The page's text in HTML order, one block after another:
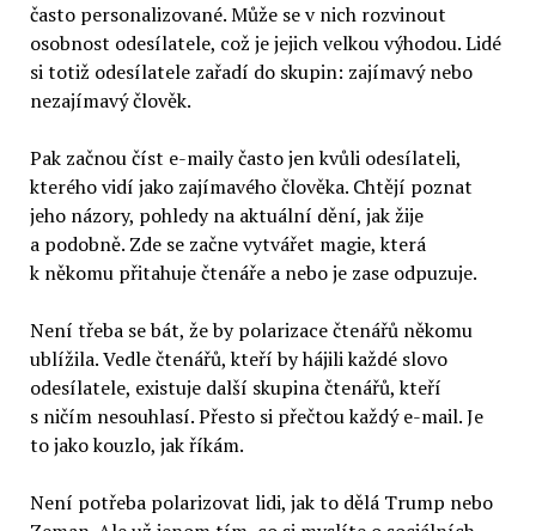
často personalizované. Může se v nich rozvinout
osobnost odesílatele, což je jejich velkou výhodou. Lidé
si totiž odesílatele zařadí do skupin: zajímavý nebo
nezajímavý člověk.
Pak začnou číst e-maily často jen kvůli odesílateli,
kterého vidí jako zajímavého člověka. Chtějí poznat
jeho názory, pohledy na aktuální dění, jak žije
a podobně. Zde se začne vytvářet magie, která
k někomu přitahuje čtenáře a nebo je zase odpuzuje.
Není třeba se bát, že by polarizace čtenářů někomu
ublížila. Vedle čtenářů, kteří by hájili každé slovo
odesílatele, existuje další skupina čtenářů, kteří
s ničím nesouhlasí. Přesto si přečtou každý e-mail. Je
to jako kouzlo, jak říkám.
Není potřeba polarizovat lidi, jak to dělá Trump nebo